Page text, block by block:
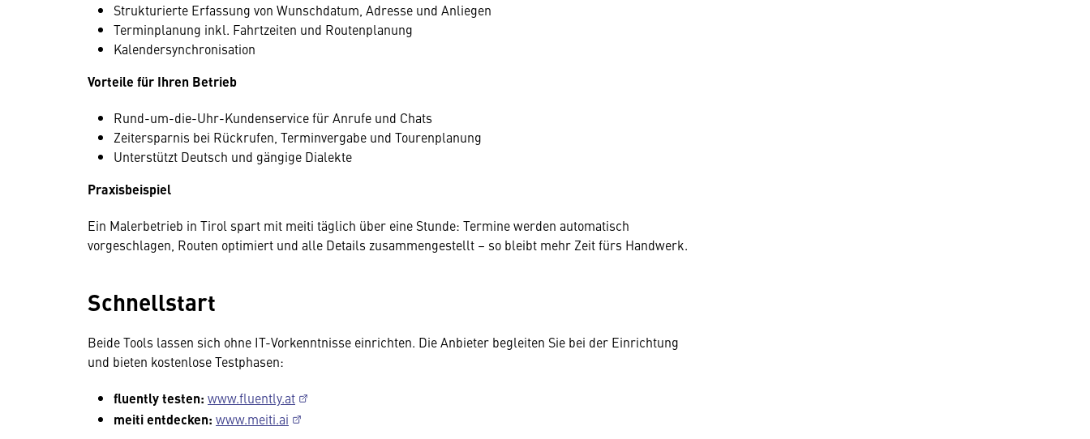
Strukturierte Erfassung von Wunschdatum, Adresse und Anliegen
Terminplanung inkl. Fahrtzeiten und Routenplanung
Kalendersynchronisation
Vorteile für Ihren Betrieb
Rund-um-die-Uhr-Kundenservice für Anrufe und Chats
Zeitersparnis bei Rückrufen, Terminvergabe und Tourenplanung
Unterstützt Deutsch und gängige Dialekte
Praxisbeispiel
Ein Malerbetrieb in Tirol spart mit meiti täglich über eine Stunde: Termine werden automatisch
vorgeschlagen, Routen optimiert und alle Details zusammengestellt – so bleibt mehr Zeit fürs Handwerk.
Schnellstart
Beide Tools lassen sich ohne IT-Vorkenntnisse einrichten. Die Anbieter begleiten Sie bei der Einrichtung
und bieten kostenlose Testphasen:
fluently testen: www.fluently.at
meiti entdecken: www.meiti.ai